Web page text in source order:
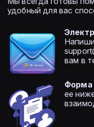
удобный для вас
вам в
Форма
ее